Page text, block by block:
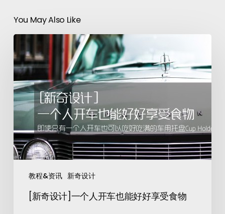
You May Also Like
教程&资讯 新奇设计
[新奇设计]一个人开车也能好好享受食物